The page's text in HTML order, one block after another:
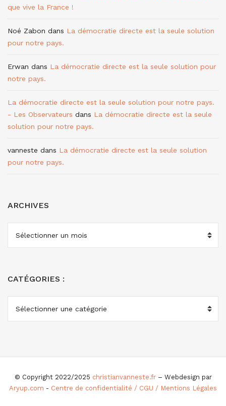
que vive la France !
Noé Zabon dans La démocratie directe est la seule solution
pour notre pays.
Erwan dans La démocratie directe est la seule solution pour
notre pays.
La démocratie directe est la seule solution pour notre pays.
- Les Observateurs dans La démocratie directe est la seule
solution pour notre pays.
vanneste dans La démocratie directe est la seule solution
pour notre pays.
ARCHIVES
CATÉGORIES :
© Copyright 2022/2025 christianvanneste.fr– Webdesign par
Aryup.com - Centre de confidentialité / CGU / Mentions Légales